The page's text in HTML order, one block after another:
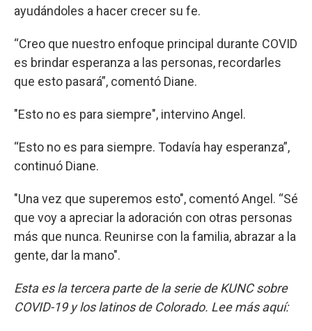
ayudándoles a hacer crecer su fe.
“Creo que nuestro enfoque principal durante COVID
es brindar esperanza a las personas, recordarles
que esto pasará”, comentó Diane.
"Esto no es para siempre", intervino Angel.
“Esto no es para siempre. Todavía hay esperanza”,
continuó Diane.
"Una vez que superemos esto", comentó Angel. “Sé
que voy a apreciar la adoración con otras personas
más que nunca. Reunirse con la familia, abrazar a la
gente, dar la mano".
Esta es la tercera parte de la serie de KUNC sobre
COVID-19 y los latinos de Colorado. Lee más aquí: